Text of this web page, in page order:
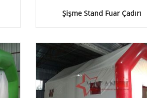
Şişme Stand Fuar Çadırı